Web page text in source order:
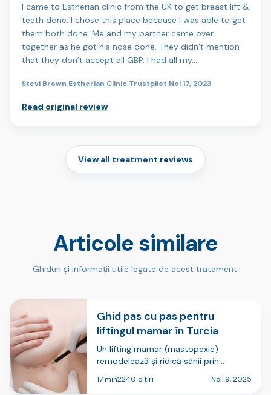
I came to Estherian clinic from the UK to get breast lift &
teeth done. I chose this place because I was able to get
them both done. Me and my partner came over
together as he got his nose done. They didn’t mention
that they don’t accept all GBP. I had all my…
Stevi Brown·Estherian Clinic·Trustpilot·Noi 17, 2023
Read original review
View all treatment reviews
Articole similare
Ghiduri și informații utile legate de acest tratament.
Ghid pas cu pas pentru
liftingul mamar în Turcia
Un lifting mamar (mastopexie)
remodelează și ridică sânii prin
întărirea țesutului de susținere, pentru
17 min2240 citiri Noi. 9, 2025